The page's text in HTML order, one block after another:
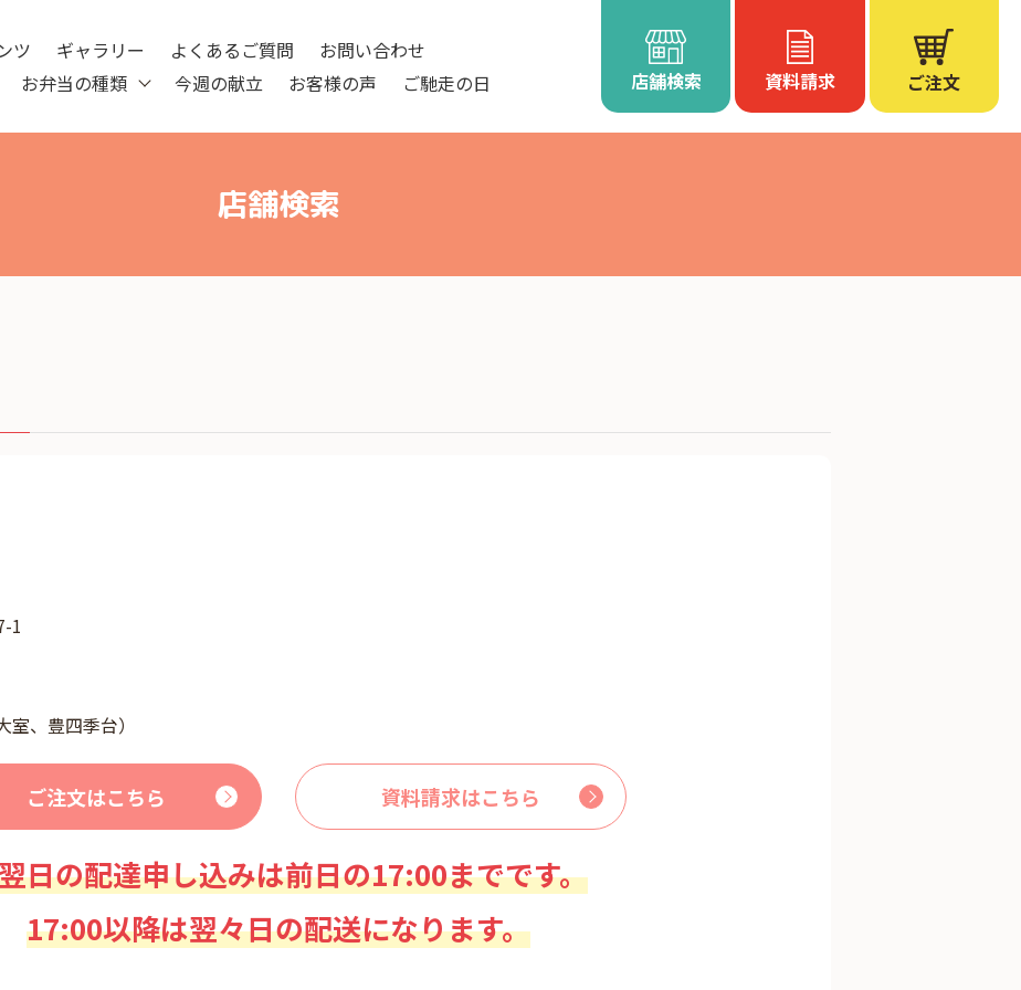
お弁当の種類 今週の献立 お客様の声 ご馳走の日
ツ ギャラリー よくあるご質問
お問い合わせ
店舗検索
資料請求 ご注文
店舗検索
1
、豊四季台）
ご注文はこちら 資料請求はこちら
日の配達申し込みは前日の17:00までです。
17:00以降は翌々日の配送になります。